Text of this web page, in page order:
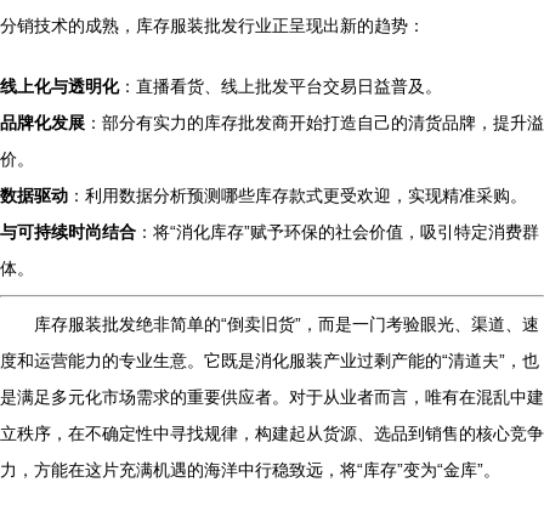
分销技术的成熟，库存服装批发行业正呈现出新的趋势：
线上化与透明化：直播看货、线上批发平台交易日益普及。
品牌化发展 ：部分有实力的库存批发商开始打造自己的清货品牌，提升溢
价。
数据驱动 ：利用数据分析预测哪些库存款式更受欢迎，实现精准采购。
与可持续时尚结合 ：将“消化库存”赋予环保的社会价值，吸引特定消费群
体。
库存服装批发绝非简单的“倒卖旧货”，而是一门考验眼光、渠道、速
度和运营能力的专业生意。它既是消化服装产业过剩产能的“清道夫”，也
是满足多元化市场需求的重要供应者。对于从业者而言，唯有在混乱中建
立秩序，在不确定性中寻找规律，构建起从货源、选品到销售的核心竞争
力，方能在这片充满机遇的海洋中行稳致远，将“库存”变为“金库”。